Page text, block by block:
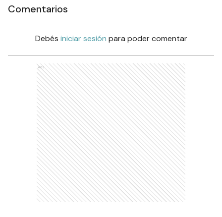
Comentarios
Debés iniciar sesión para poder comentar
Ads